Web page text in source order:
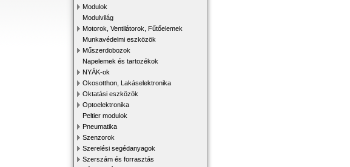
Modulok
Modulvilág
Motorok, Ventilátorok, Fűtőelemek
Munkavédelmi eszközök
Műszerdobozok
Napelemek és tartozékok
NYÁK-ok
Okosotthon, Lakáselektronika
Oktatási eszközök
Optoelektronika
Peltier modulok
Pneumatika
Szenzorok
Szerelési segédanyagok
Szerszám és forrasztás